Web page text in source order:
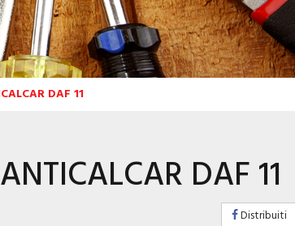
DAF 11
DAF 11
Distribuiti